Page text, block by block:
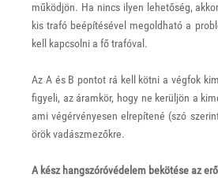
működjön. Ha nincs ilyen lehetőség,
kis trafó beépítésével megoldható a
kell kapcsolni a fő trafóval.
Az A és B pontot rá kell kötni a végfok
figyeli, az áramkör, hogy ne kerüljön a
ami végérvényesen elrepítené (szó
örök vadászmezőkre.
A kész hangszóróvédelem bekötése az